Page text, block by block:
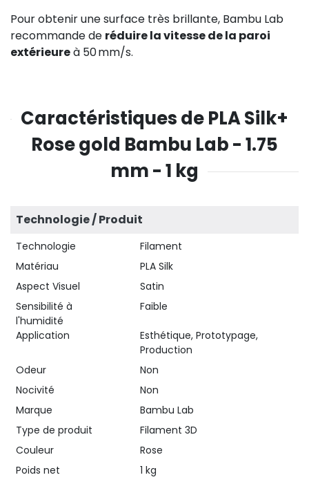
Pour obtenir une surface très brillante, Bambu Lab
recommande de réduire la vitesse de la paroi
extérieureà 50 mm/s.
Caractéristiques de PLA Silk+
Rose gold Bambu Lab - 1.75
mm - 1 kg
Technologie / Produit
Technologie
Filament
Matériau
PLA Silk
Aspect Visuel
Satin
Sensibilité à
l'humidité
Faible
Application
Esthétique, Prototypage,
Production
Odeur
Non
Nocivité
Non
Marque
Bambu Lab
Type de produit
Filament 3D
Couleur
Rose
Poids net
1 kg